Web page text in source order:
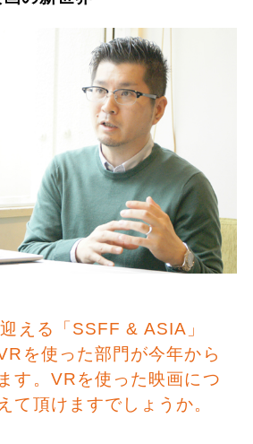
える「SSFF & ASIA」
を使った部門が今年から
す。VRを使った映画につ
て頂けますでしょうか。